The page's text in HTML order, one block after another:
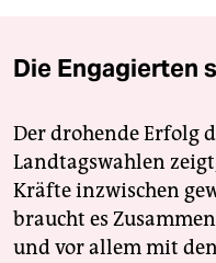
Die Engagierten
Der drohende Erfolg
Landtagswahlen
Kräfte inzwischen
braucht es
und vor allem mit